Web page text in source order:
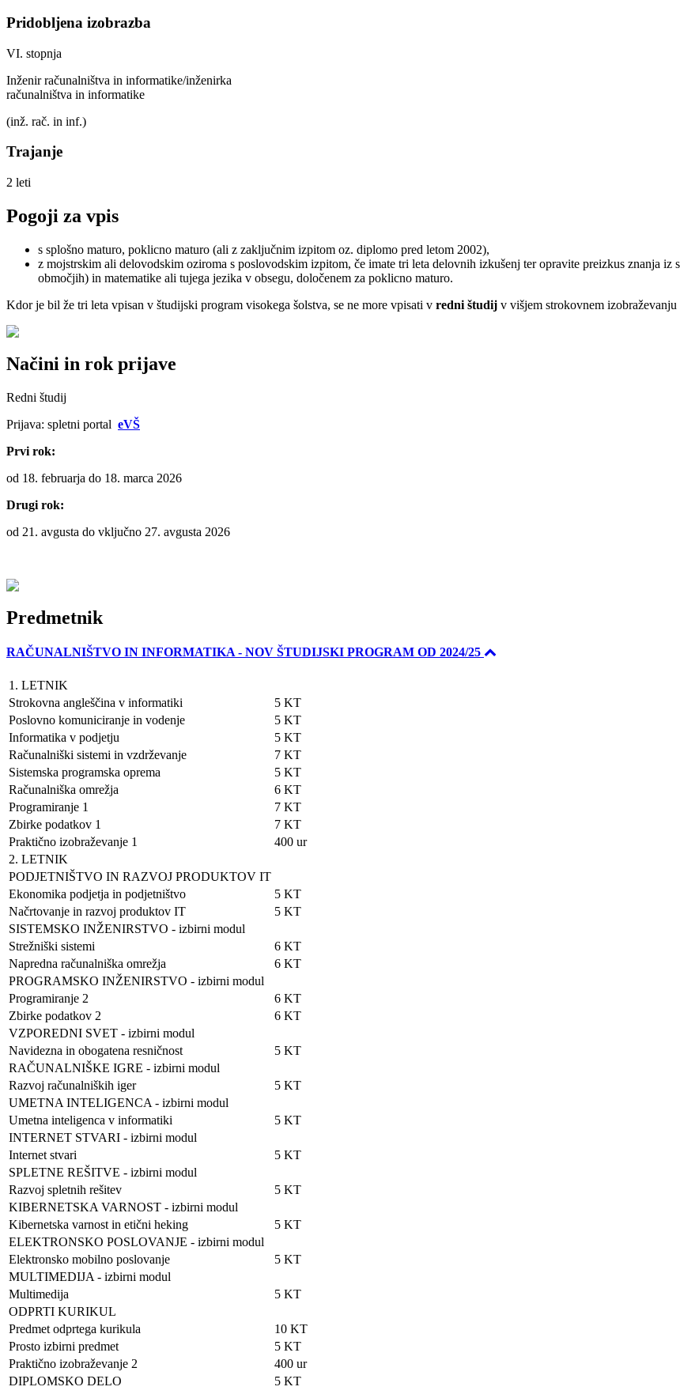
Pridobljena izobrazba
VI. stopnja
Inženir računalništva in informatike/inženirka
računalništva in informatike
(inž. rač. in inf.)
Trajanje
2 leti
Pogoji za vpis
s splošno maturo, poklicno maturo (ali z zaključnim izpitom oz. diplomo pred letom 2002),
z mojstrskim ali delovodskim oziroma s poslovodskim izpitom, če imate tri leta delovnih izkušenj ter opravite preizkus znanja iz
območjih) in matematike ali tujega jezika v obsegu, določenem za poklicno maturo.
Kdor je bil že tri leta vpisan v študijski program visokega šolstva, se ne more vpisati v redni študij v višjem strokovnem
Načini in rok prijave
Redni študij
Prijava: spletni portal eVŠ
Prvi rok:
od 18. februarja do 18. marca 2026
Drugi rok:
od 21. avgusta do vključno 27. avgusta 2026
Predmetnik
RAČUNALNIŠTVO IN INFORMATIKA - NOV ŠTUDIJSKI PROGRAM OD 2024/25
1. LETNIK
Strokovna angleščina v informatiki
5 KT
Poslovno komuniciranje in vodenje
5 KT
Informatika v podjetju
5 KT
Računalniški sistemi in vzdrževanje
7 KT
Sistemska programska oprema
5 KT
Računalniška omrežja
6 KT
Programiranje 1
7 KT
Zbirke podatkov 1
7 KT
Praktično izobraževanje 1
400 ur
2. LETNIK
PODJETNIŠTVO IN RAZVOJ PRODUKTOV IT
Ekonomika podjetja in podjetništvo
5 KT
Načrtovanje in razvoj produktov IT
5 KT
SISTEMSKO INŽENIRSTVO - izbirni modul
Strežniški sistemi
6 KT
Napredna računalniška omrežja
6 KT
PROGRAMSKO INŽENIRSTVO - izbirni modul
Programiranje 2
6 KT
Zbirke podatkov 2
6 KT
VZPOREDNI SVET - izbirni modul
Navidezna in obogatena resničnost
5 KT
RAČUNALNIŠKE IGRE - izbirni modul
Razvoj računalniških iger
5 KT
UMETNA INTELIGENCA - izbirni modul
Umetna inteligenca v informatiki
5 KT
INTERNET STVARI - izbirni modul
Internet stvari
5 KT
SPLETNE REŠITVE - izbirni modul
Razvoj spletnih rešitev
5 KT
KIBERNETSKA VARNOST - izbirni modul
Kibernetska varnost in etični heking
5 KT
ELEKTRONSKO POSLOVANJE - izbirni modul
Elektronsko mobilno poslovanje
5 KT
MULTIMEDIJA - izbirni modul
Multimedija
5 KT
ODPRTI KURIKUL
Predmet odprtega kurikula
10 KT
Prosto izbirni predmet
5 KT
Praktično izobraževanje 2
400 ur
DIPLOMSKO DELO
5 KT